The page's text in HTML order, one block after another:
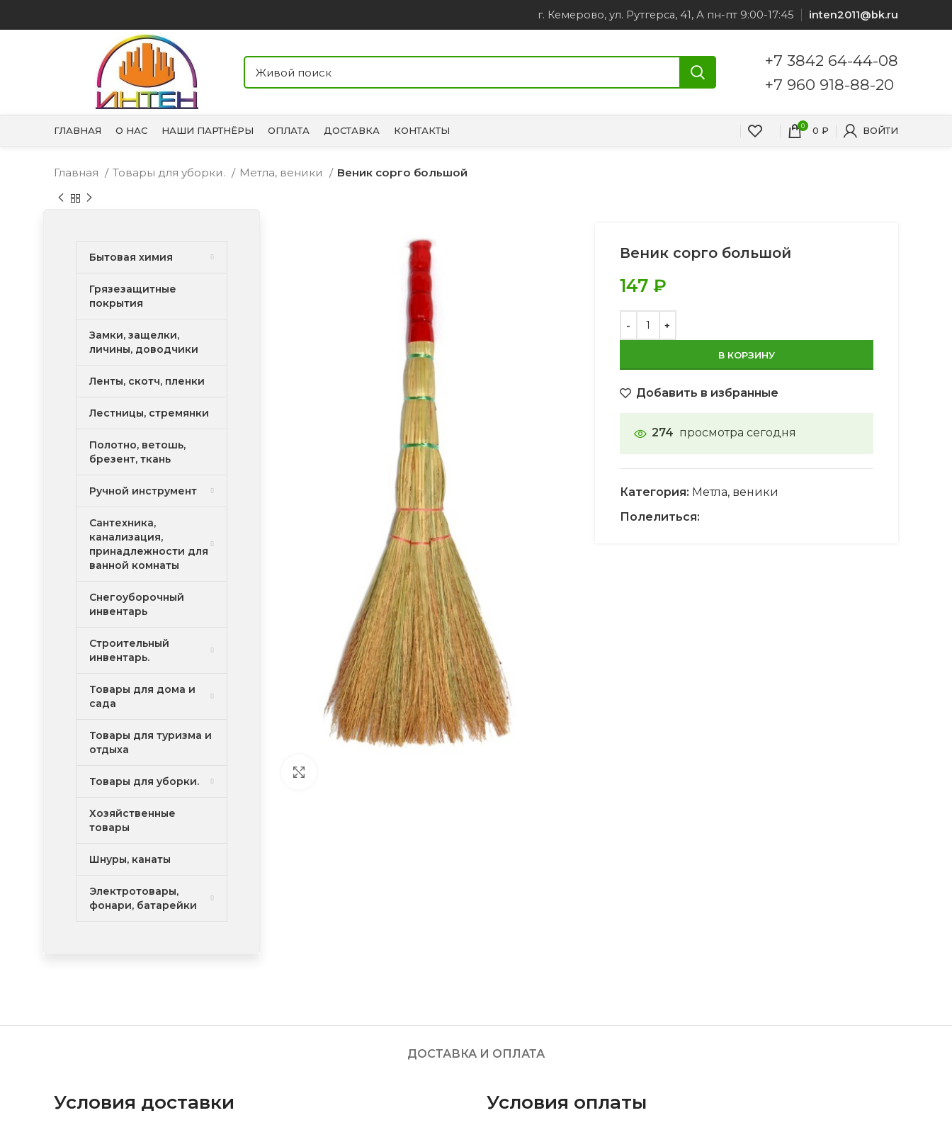
г. Кемерово, ул. Рутгерса, 41, А пн-пт 9:00-17:45 inten2011@bk.ru
+7 3842 64-44-08
+7 960 918-88-20
ГЛАВНАЯ О НАС НАШИ ПАРТНЁРЫ ОПЛАТА ДОСТАВКА КОНТАКТЫ 0 0 ₽ ВОЙТИ
Главная Товары для уборки. Метла, веники Веник сорго большой
Веник сорго большой
147 ₽
В КОРЗИНУ
Добавить в избранные
274 просмотра сегодня
Категория: Метла, веники
Полелиться:
Бытовая химия
Грязезащитные
покрытия
Замки, защелки,
личины, доводчики
Ленты, скотч, пленки
Лестницы, стремянки
Полотно, ветошь,
брезент, ткань
Ручной инструмент
Сантехника,
канализация,
принадлежности для
ванной комнаты
Снегоуборочный
инвентарь
Строительный
инвентарь.
Товары для дома и
сада
Товары для туризма и
отдыха
Товары для уборки.
Хозяйственные
товары
Шнуры, канаты
Электротовары,
фонари, батарейки
ДОСТАВКА И ОПЛАТА
Условия доставки Условия оплаты